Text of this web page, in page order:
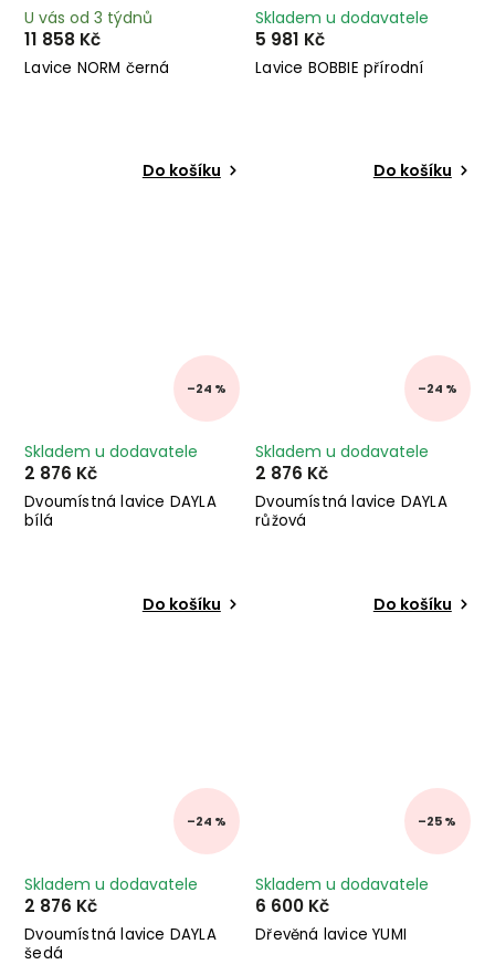
Lavice NORM černá
U vás od 3 týdnů
11 858 Kč
Do košíku
Lavice BOBBIE přírodní
Skladem u dodavatele
5 981 Kč
Do košíku
–24 %
Dvoumístná lavice DAYLA
bílá
Skladem u dodavatele
2 876 Kč
Do košíku
–24 %
Dvoumístná lavice DAYLA
růžová
Skladem u dodavatele
2 876 Kč
Do košíku
–24 %
Dvoumístná lavice DAYLA
šedá
Skladem u dodavatele
2 876 Kč
–25 %
Dřevěná lavice YUMI
Skladem u dodavatele
6 600 Kč